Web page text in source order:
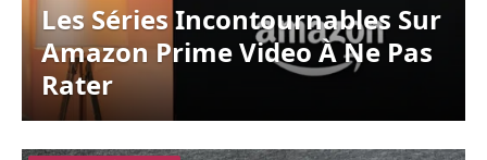
Les Séries Incontournables Sur
Amazon Prime Video À Ne Pas
Rater